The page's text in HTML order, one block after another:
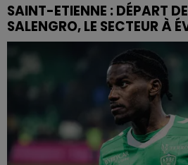
SAINT-ETIENNE : DÉPART
SALENGRO, LE SECTEUR À